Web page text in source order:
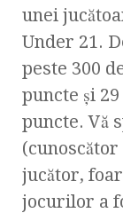
unei
Under 21.
peste 300
puncte şi
puncte. Vă
jucător,
jocurilor a